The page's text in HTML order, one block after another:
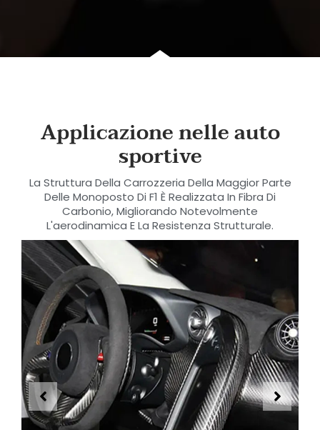
Applicazione nelle auto
sportive
La Struttura Della Carrozzeria Della Maggior Parte
Delle Monoposto Di F1 È Realizzata In Fibra Di
Carbonio, Migliorando Notevolmente
L'aerodinamica E La Resistenza Strutturale.